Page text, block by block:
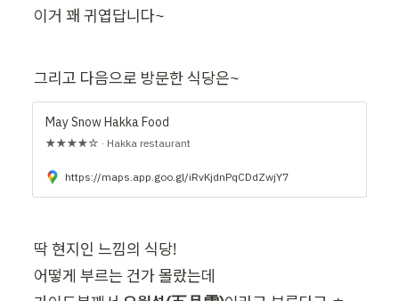
이거 꽤 귀엽답니다~
그리고 다음으로 방문한 식당은~
May Snow Hakka Food
★★★★☆ · Hakka restaurant
https://maps.app.goo.gl/iRvKjdnPqCDdZwjY7
딱 현지인 느낌의 식당!
어떻게 부르는 건가 몰랐는데